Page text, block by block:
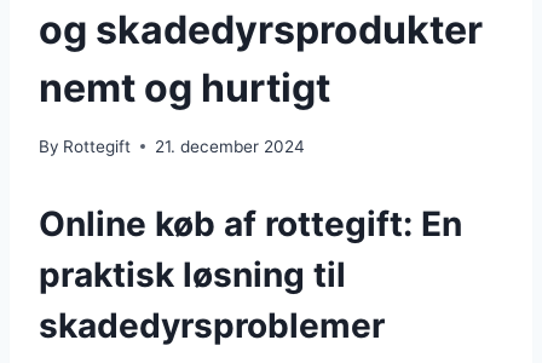
og skadedyrsprodukter
nemt og hurtigt
By Rottegift 21. december 2024
Online køb af rottegift: En
praktisk løsning til
skadedyrsproblemer